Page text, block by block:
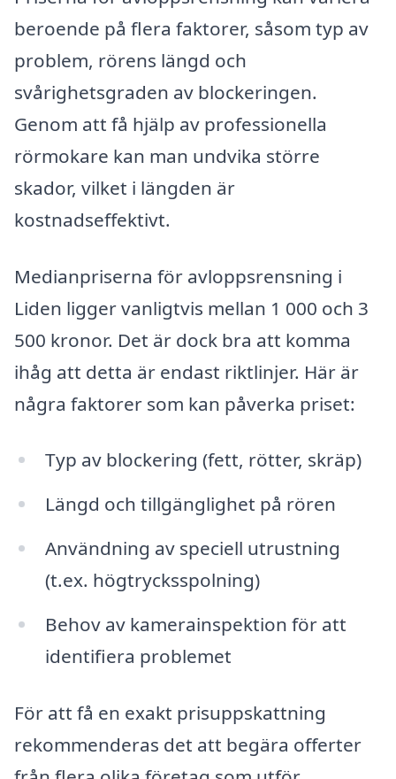
beroende på flera faktorer, såsom typ av
problem, rörens längd och
svårighetsgraden av blockeringen.
Genom att få hjälp av professionella
rörmokare kan man undvika större
skador, vilket i längden är
kostnadseffektivt.
Medianpriserna för avloppsrensning i
Liden ligger vanligtvis mellan 1 000 och 3
500 kronor. Det är dock bra att komma
ihåg att detta är endast riktlinjer. Här är
några faktorer som kan påverka priset:
Typ av blockering (fett, rötter, skräp)
Längd och tillgänglighet på rören
Användning av speciell utrustning
(t.ex. högtrycksspolning)
Behov av kamerainspektion för att
identifiera problemet
För att få en exakt prisuppskattning
rekommenderas det att begära offerter